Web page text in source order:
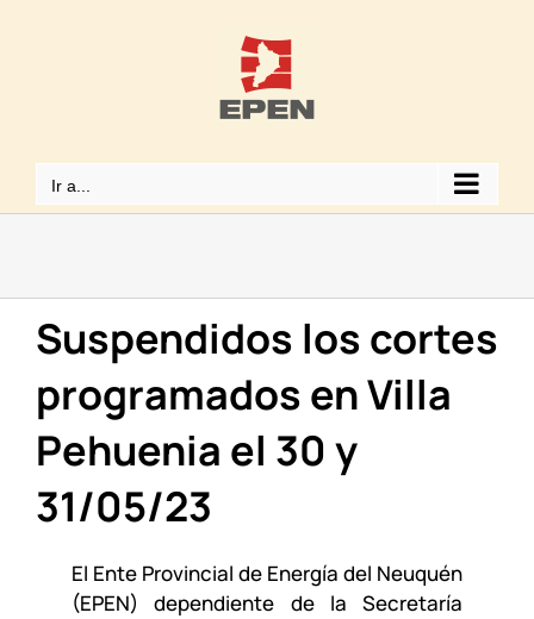
Ir a...
Suspendidos los cortes
programados en Villa
Pehuenia el 30 y
31/05/23
El Ente Provincial de Energía del Neuquén
(EPEN) dependiente de la Secretaría